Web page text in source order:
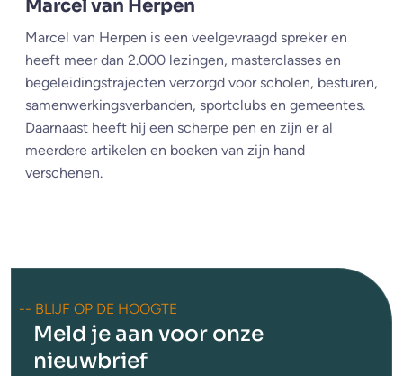
Marcel van Herpen
Marcel van Herpen is een veelgevraagd spreker en
heeft meer dan 2.000 lezingen, masterclasses en
begeleidingstrajecten verzorgd voor scholen, besturen,
samenwerkingsverbanden, sportclubs en gemeentes.
Daarnaast heeft hij een scherpe pen en zijn er al
meerdere artikelen en boeken van zijn hand
verschenen.
-- BLIJF OP DE HOOGTE
Meld je aan voor onze
nieuwbrief